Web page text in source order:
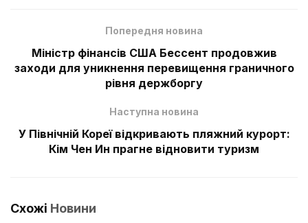
Попередня новина
Міністр фінансів США Бессент продовжив
заходи для уникнення перевищення граничного
рівня держборгу
Наступна новина
У Північній Кореї відкривають пляжний курорт:
Кім Чен Ин прагне відновити туризм
Схожі Новини